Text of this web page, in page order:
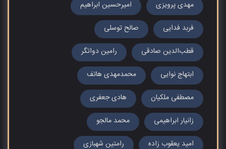
مهدی پرویزی امیرحسین ابراهیم
فربد فدایی صالح توسلی
قطب‌الدین صادقی رامین دواتگر
ابتهاج نوایی محمدمهدی هاتف
مصطفی ملکیان هادی جعفری
زانیار ابراهیمی محمد مالجو
امید یعقوب زاده رامتین شهبازی